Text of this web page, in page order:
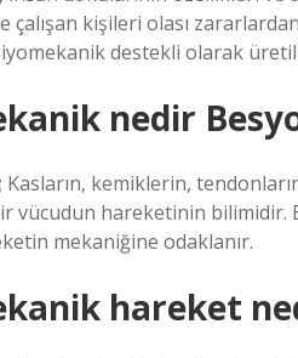
çalışan kişileri olası
destekli olarak
nedir
kemiklerin,
vücudun hareketinin bilimidir.
mekaniğine odaklanır.
hareket